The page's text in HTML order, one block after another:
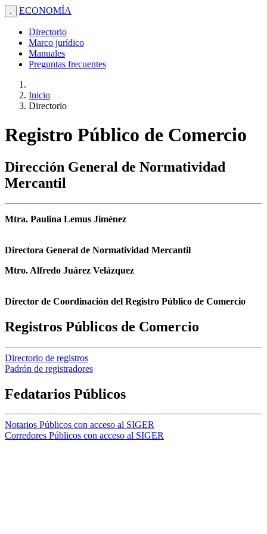
. ECONOMÍA
Directorio
Marco jurídico
Manuales
Preguntas frecuentes
Inicio
Directorio
Registro Público de Comercio
Dirección General de Normatividad
Mercantil
Mtra. Paulina Lemus Jiménez
Directora General de Normatividad Mercantil
Mtro. Alfredo Juárez Velázquez
Director de Coordinación del Registro Público de Comercio
Registros Públicos de Comercio
Directorio de registros
Padrón de registradores
Fedatarios Públicos
Notarios Públicos con acceso al SIGER
Corredores Públicos con acceso al SIGER